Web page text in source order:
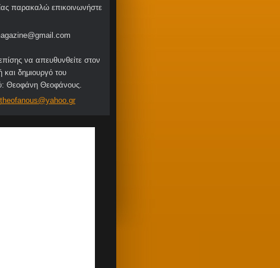
παρακαλώ επικοινωνήστε
να απευθυνθείτε στον
και δημιουργό του
Θεοφάνη Θεοφάνους.
nous@yahoo.gr